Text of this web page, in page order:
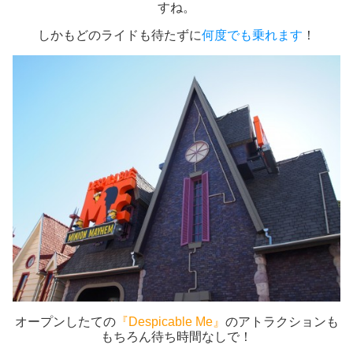
すね。
しかもどのライドも待たずに何度でも乗れます ！
オープンしたての『Despicable Me』 のアトラクションも
もちろん待ち時間なしで！